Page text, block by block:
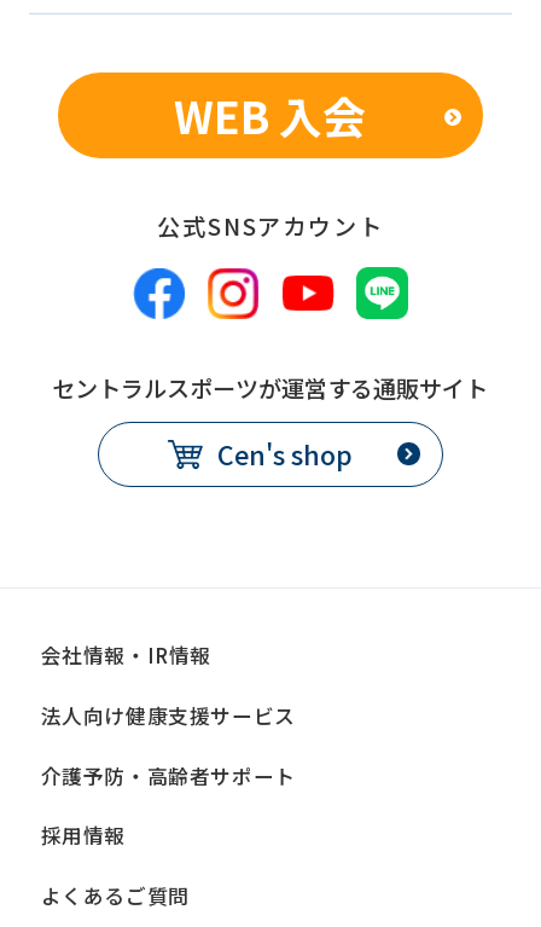
WEB 入会
公式SNSアカウント
セントラルスポーツが運営する通販サイト
Cen's shop
会社情報・IR情報
法人向け健康支援サービス
介護予防・高齢者サポート
採用情報
よくあるご質問